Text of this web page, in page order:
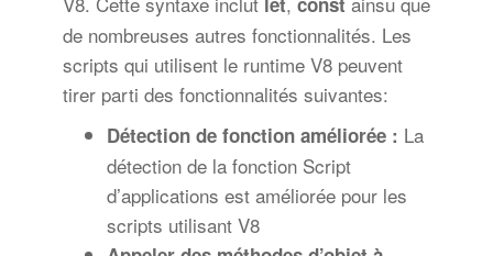
de nombreuses autres fonctionnalités. Les
scripts qui utilisent le runtime V8 peuvent
tirer parti des fonctionnalités suivantes:
Détection de fonction améliorée : La
détection de la fonction Script
d’applications est améliorée pour les
scripts utilisant V8